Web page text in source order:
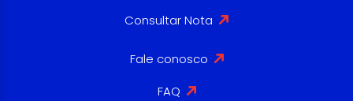
Consultar Nota
Fale conosco
FAQ